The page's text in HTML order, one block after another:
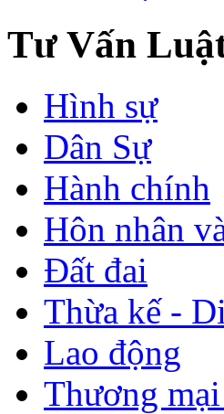
Tư Vấn
Hình sự
Dân Sự
Hành chính
Hôn nhân
Đất đai
Thừa kế -
Lao động
Thương